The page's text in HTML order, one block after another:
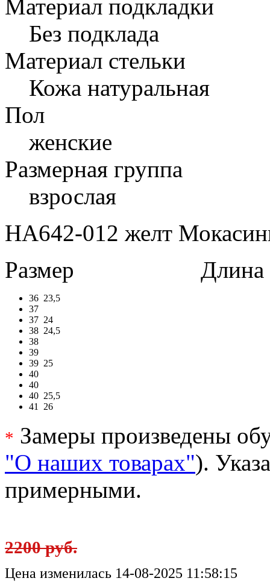
Материал подкладки
Без подклада
Материал стельки
Кожа натуральная
Пол
женские
Размерная группа
взрослая
HA642-012 желт
Размер
Длина в
36 23,5
37
37 24
38 24,5
38
39
39 25
40
40
40 25,5
41
26
* Замеры произведены
"О наших товарах").
примерными.
2200 руб.
Цена изменилась 14-08-2025 11:58:15